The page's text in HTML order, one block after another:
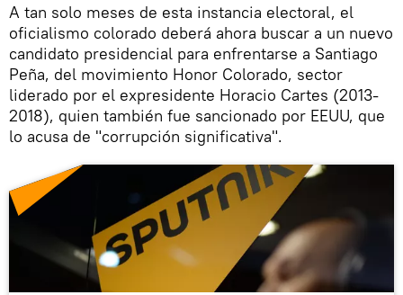
A tan solo meses de esta instancia electoral, el
oficialismo colorado deberá ahora buscar a un nuevo
candidato presidencial para enfrentarse a Santiago
Peña, del movimiento Honor Colorado, sector
liderado por el expresidente Horacio Cartes (2013-
2018), quien también fue sancionado por EEUU, que
lo acusa de "corrupción significativa".